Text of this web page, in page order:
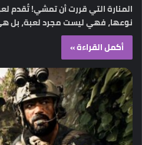
نوعها، فهي ليست مجرد لعبة، بل
أكمل القراءة »